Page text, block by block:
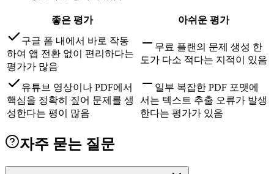
좋은 평가
아쉬운 평가
구글 폼 내에서 바로 작동
하여 앱 전환 없이 편리하다는
평가가 많음
무료 플랜의 문제 생성 한
도가 다소 적다는 지적이 있음
유튜브 영상이나 PDF에서
핵심을 정확히 짚어 문제를 생
성한다는 평이 많음
일부 복잡한 PDF 포맷에
서는 텍스트 추출 오류가 발생
한다는 평가가 있음
자주 묻는 질문